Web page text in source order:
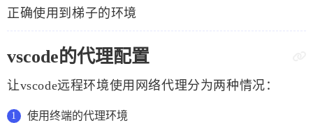
正确使用到梯子的环境
vscode的代理配置
让vscode远程环境使用网络代理分为两种情况：
使用终端的代理环境